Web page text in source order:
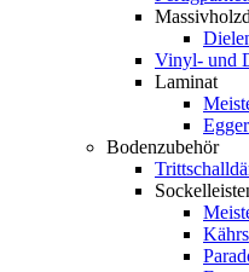
Vinyl- und
Laminat
Egger
Bodenzubehör
Kährs